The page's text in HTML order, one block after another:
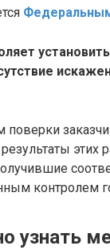
поверки
этих
контролем
узнать